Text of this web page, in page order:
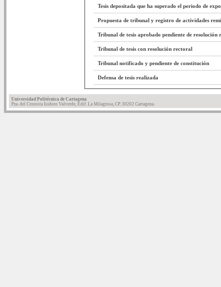
Tesis depositada que ha superado el periodo de
Propuesta de tribunal y registro de actividades
Tribunal de tesis aprobado pendiente de resolución
Tribunal de tesis con resolución rectoral
Tribunal notificado y pendiente de constitución
Defensa de tesis realizada
Universidad Politécnica de Cartagena
Pza. del Cronista Isidoro Valverde, Edif. La Milagrosa, CP. 30202 Cartagena.